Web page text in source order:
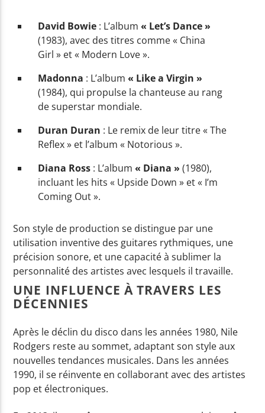
David Bowie : L’album« Let’s Dance »
(1983), avec des titres comme « China
Girl » et « Modern Love ».
Madonna : L’album« Like a Virgin »
(1984), qui propulse la chanteuse au rang
de superstar mondiale.
Duran Duran : Le remix de leur titre « The
Reflex » et l’album « Notorious ».
Diana Ross : L’album« Diana » (1980),
incluant les hits « Upside Down » et « I’m
Coming Out ».
Son style de production se distingue par une
utilisation inventive des guitares rythmiques, une
précision sonore, et une capacité à sublimer la
personnalité des artistes avec lesquels il travaille.
UNE INFLUENCE À TRAVERS LES
DÉCENNIES
Après le déclin du disco dans les années 1980, Nile
Rodgers reste au sommet, adaptant son style aux
nouvelles tendances musicales. Dans les années
1990, il se réinvente en collaborant avec des artistes
pop et électroniques.